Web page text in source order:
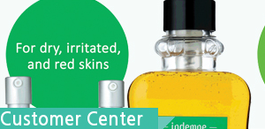
Customer Center